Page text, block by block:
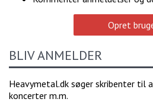
Opret
BLIV ANMELDER
Heavymetal.dk søger skribenter til
koncerter m.m.